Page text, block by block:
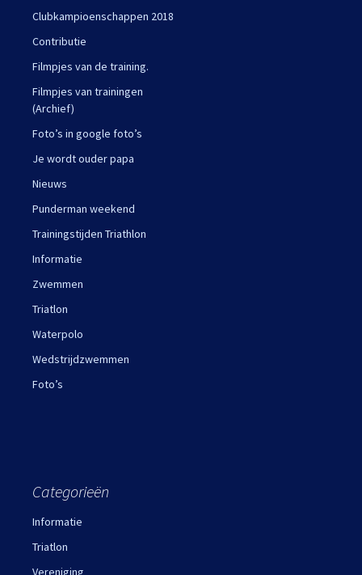
Clubkampioenschappen 2018
Contributie
Filmpjes van de training.
Filmpjes van trainingen
(Archief)
Foto’s in google foto’s
Je wordt ouder papa
Nieuws
Punderman weekend
Trainingstijden Triathlon
Informatie
Zwemmen
Triatlon
Waterpolo
Wedstrijdzwemmen
Foto’s
Categorieën
Informatie
Triatlon